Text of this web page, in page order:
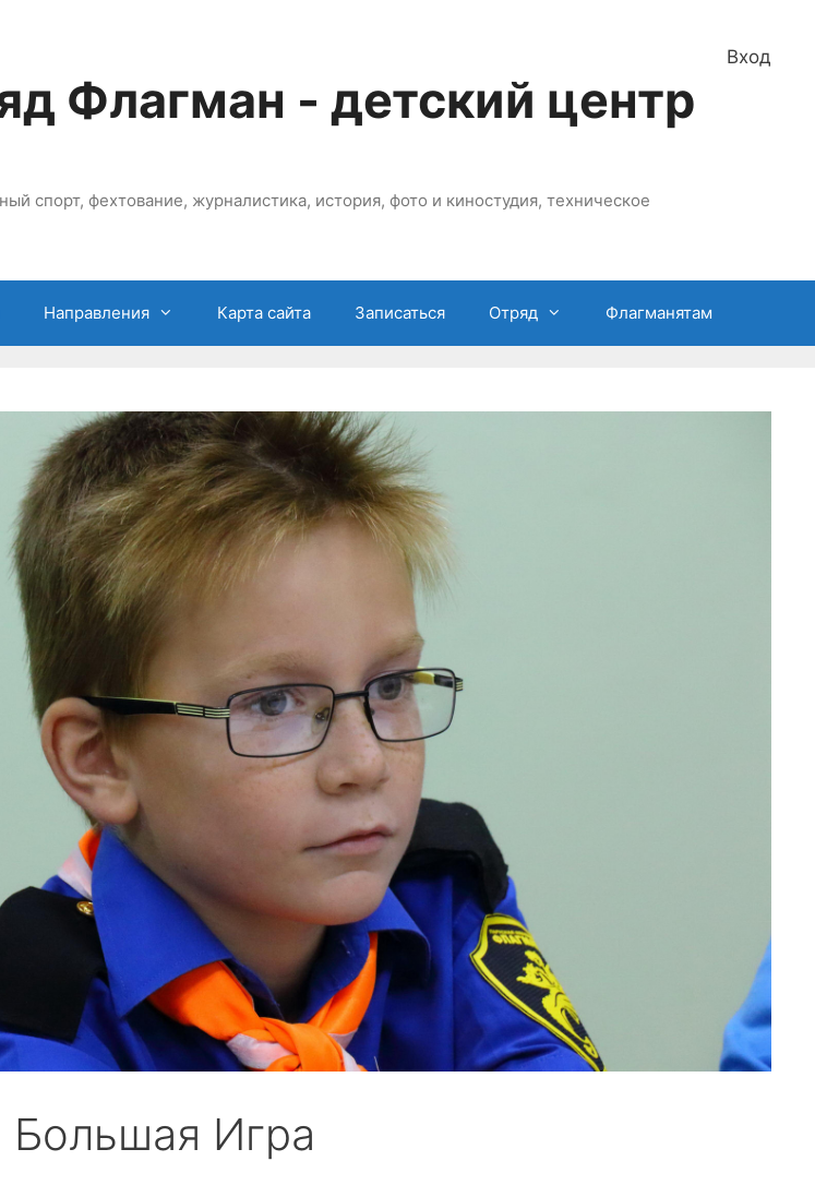
Вход
Флагман - детский центр
спорт, фехтование, журналистика, история, фото и киностудия, техническое
Направления Карта сайта Записаться Отряд Флагманятам
Большая Игра